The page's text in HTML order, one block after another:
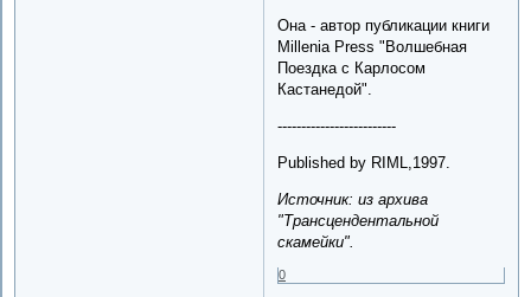
Она - автор публикации книги
Millenia Press "Волшебная
Поездка с Карлосом
Кастанедой".
-------------------------
Published by RIML,1997.
Источник: из архива
"Трансцендентальной
скамейки".
0